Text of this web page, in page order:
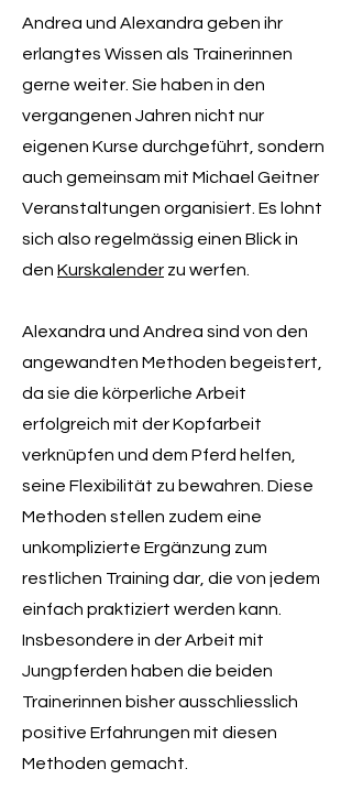
Andrea und Alexandra geben ihr
erlangtes Wissen als Trainerinnen
gerne weiter. Sie haben in den
vergangenen Jahren nicht nur
eigenen Kurse durchgeführt, sondern
auch gemeinsam mit Michael Geitner
Veranstaltungen organisiert. Es lohnt
sich also regelmässig einen Blick in
den Kurskalender zu werfen.
Alexandra und Andrea sind von den
angewandten Methoden begeistert,
da sie die körperliche Arbeit
erfolgreich mit der Kopfarbeit
verknüpfen und dem Pferd helfen,
seine Flexibilität zu bewahren. Diese
Methoden stellen zudem eine
unkomplizierte Ergänzung zum
restlichen Training dar, die von jedem
einfach praktiziert werden kann.
Insbesondere in der Arbeit mit
Jungpferden haben die beiden
Trainerinnen bisher ausschliesslich
positive Erfahrungen mit diesen
Methoden gemacht.